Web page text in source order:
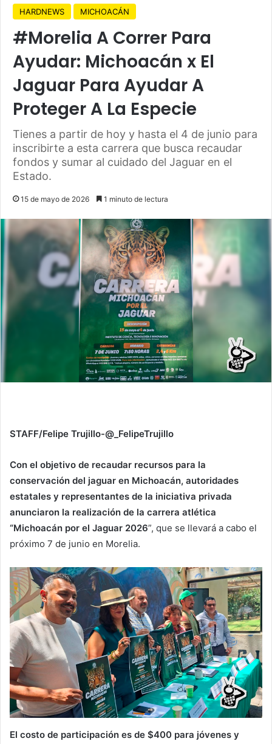
HARDNEWS MICHOACÁN
#Morelia A Correr Para
Ayudar: Michoacán x El
Jaguar Para Ayudar A
Proteger A La Especie
Tienes a partir de hoy y hasta el 4 de junio para
inscribirte a esta carrera que busca recaudar
fondos y sumar al cuidado del Jaguar en el
Estado.
15 de mayo de 2026 1 minuto de lectura
STAFF/Felipe Trujillo-@_FelipeTrujillo
Con el objetivo de recaudar recursos para la
conservación del jaguar en Michoacán, autoridades
estatales y representantes de la iniciativa privada
anunciaron la realización de la carrera atlética
“Michoacán por el Jaguar 2026”, que se llevará a cabo el
próximo 7 de junio en Morelia.
El costo de participación es de $400 para jóvenes y